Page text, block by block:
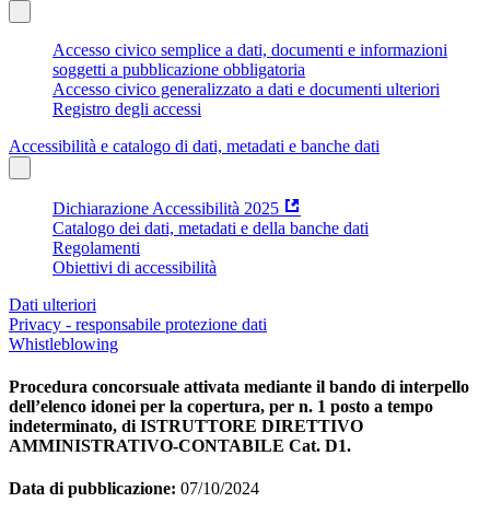
Accesso civico semplice a dati, documenti e informazioni
soggetti a pubblicazione obbligatoria
Accesso civico generalizzato a dati e documenti ulteriori
Registro degli accessi
Accessibilità e catalogo di dati, metadati e banche dati
Dichiarazione Accessibilità 2025
Catalogo dei dati, metadati e della banche dati
Regolamenti
Obiettivi di accessibilità
Dati ulteriori
Privacy - responsabile protezione dati
Whistleblowing
Procedura concorsuale attivata mediante il bando di interpello
dell’elenco idonei per la copertura, per n. 1 posto a tempo
indeterminato, di ISTRUTTORE DIRETTIVO
AMMINISTRATIVO-CONTABILE Cat. D1.
Data di pubblicazione: 07/10/2024